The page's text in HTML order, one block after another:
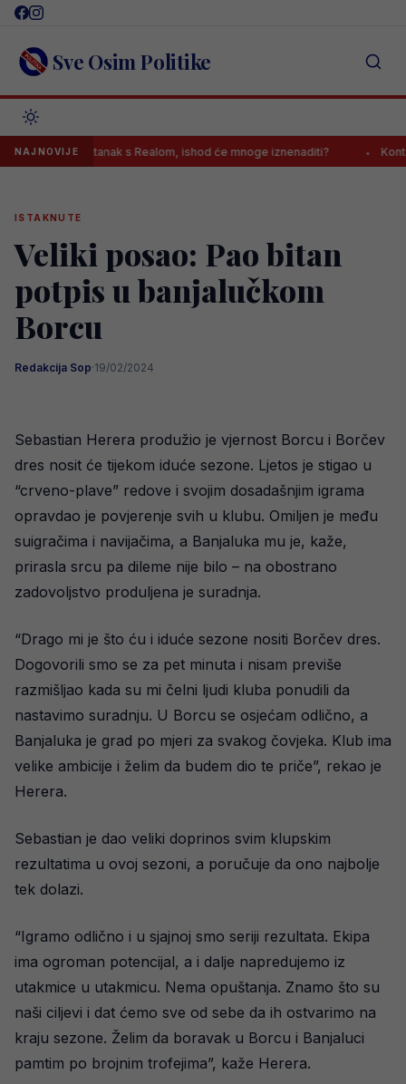
Skip
content Sve Osim Politike
NAJNOVIJE
sastanak s Realom, ishod će mnoge iznenaditi? Kontroverzni
ISTAKNUTE
Veliki posao: Pao bitan
potpis u banjalučkom
Borcu
Redakcija Sop·19/02/2024
Sebastian Herera produžio je vjernost Borcu i Borčev
dres nosit će tijekom iduće sezone. Ljetos je stigao u
“crveno-plave” redove i svojim dosadašnjim igrama
opravdao je povjerenje svih u klubu. Omiljen je među
suigračima i navijačima, a Banjaluka mu je, kaže,
prirasla srcu pa dileme nije bilo – na obostrano
zadovoljstvo produljena je suradnja.
“Drago mi je što ću i iduće sezone nositi Borčev dres.
Dogovorili smo se za pet minuta i nisam previše
razmišljao kada su mi čelni ljudi kluba ponudili da
nastavimo suradnju. U Borcu se osjećam odlično, a
Banjaluka je grad po mjeri za svakog čovjeka. Klub ima
velike ambicije i želim da budem dio te priče”, rekao je
Herera.
Sebastian je dao veliki doprinos svim klupskim
rezultatima u ovoj sezoni, a poručuje da ono najbolje
tek dolazi.
“Igramo odlično i u sjajnoj smo seriji rezultata. Ekipa
ima ogroman potencijal, a i dalje napredujemo iz
utakmice u utakmicu. Nema opuštanja. Znamo što su
naši ciljevi i dat ćemo sve od sebe da ih ostvarimo na
kraju sezone. Želim da boravak u Borcu i Banjaluci
pamtim po brojnim trofejima”, kaže Herera.